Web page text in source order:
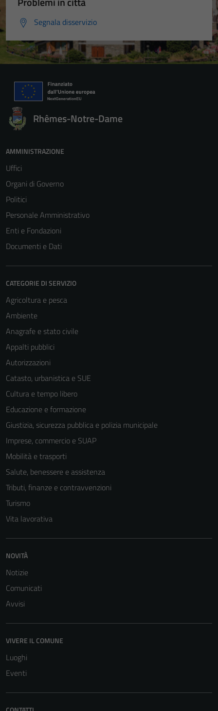
Segnala disservizio
Rhêmes-Notre-Dame
AMMINISTRAZIONE
Uffici
Organi di Governo
Politici
Personale Amministrativo
Enti e Fondazioni
Documenti e Dati
CATEGORIE DI SERVIZIO
Agricoltura e pesca
Ambiente
Anagrafe e stato civile
Appalti pubblici
Autorizzazioni
Catasto, urbanistica e SUE
Cultura e tempo libero
Educazione e formazione
Giustizia, sicurezza pubblica e polizia municipale
Imprese, commercio e SUAP
Mobilità e trasporti
Salute, benessere e assistenza
Tributi, finanze e contravvenzioni
Turismo
Vita lavorativa
NOVITÀ
Notizie
Comunicati
Avvisi
VIVERE IL COMUNE
Luoghi
Eventi